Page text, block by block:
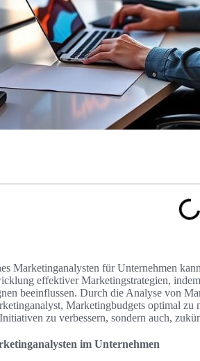
Marketinganalysten für Unternehmen
effektiver Marketingstrategien,
beeinflussen. Durch die Analyse von
Marketingbudgets optimal
zu verbessern, sondern auch,
im Unternehmen